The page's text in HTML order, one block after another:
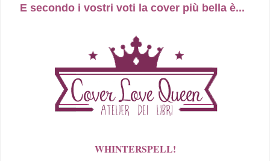
E secondo i vostri voti la cover più bella è...
WHINTERSPELL!